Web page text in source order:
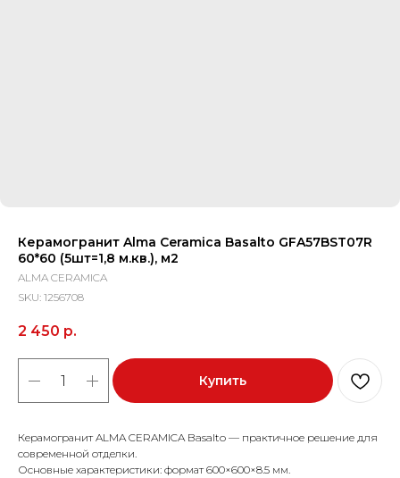
Керамогранит Alma Ceramica Basalto GFA57BST07R
60*60 (5шт=1,8 м.кв.), м2
ALMA CERAMICA
SKU: 1256708
2 450 р.
Купить
Керамогранит ALMA CERAMICA Basalto — практичное решение для
современной отделки.
Основные характеристики: формат 600×600×8.5 мм.